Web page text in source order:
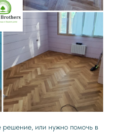
или нужно помочь в